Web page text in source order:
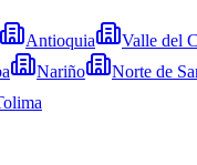
Antioquia Valle del
Nariño Norte de